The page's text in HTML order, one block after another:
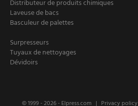
Distributeur de produits chimiques
Laveuse de bacs
Basculeur de palettes
Surpresseurs
Tuyaux de nettoyages
Dévidoirs
© 1999 - 2026 - Elpress.com Privacy policy